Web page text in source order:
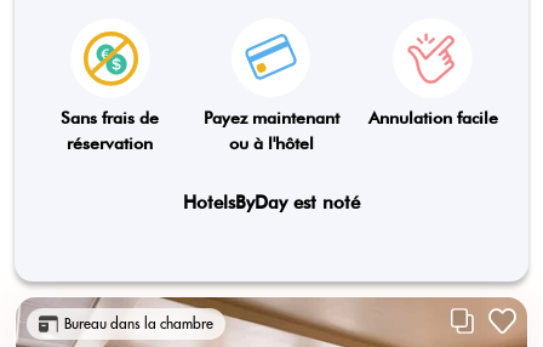
Sans frais de
réservation
Payez maintenant
ou à l'hôtel
Annulation facile
HotelsByDay est noté
Bureau dans la chambre